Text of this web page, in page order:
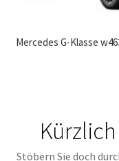
Mercedes G-Klasse
Stöbern Sie doch